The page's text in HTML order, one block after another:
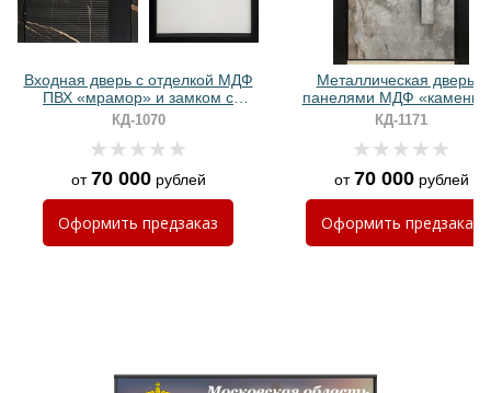
Хочу такую
Хочу такую
Входная дверь с отделкой МДФ
ПВХ «мрамор» и замком с
биометрией
КД-1070
от70 000рублей
Оформить предзаказ
Металлическая дверь с
панелями МДФ «камень»
бугельной ручкой с LED-
подсветкой
КД-1171
от70 000рублей
Оформить предзаказ